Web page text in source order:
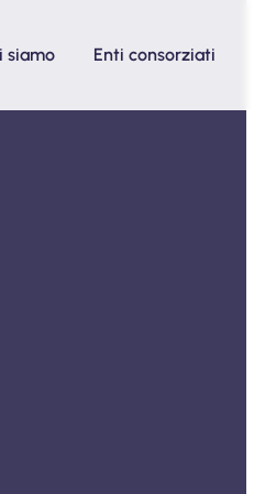
siamo Enti consorziati